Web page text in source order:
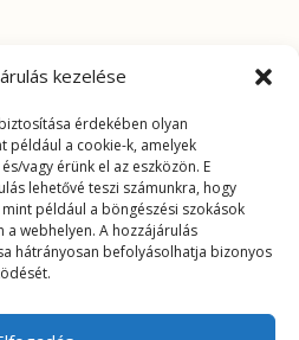
kezelése
érdekében olyan
például a cookie-k, amelyek
vagy érünk el az eszközön. E
lehetővé teszi számunkra, hogy
például a böngészési szokások
a webhelyen. A hozzájárulás
hátrányosan befolyásolhatja bizonyos